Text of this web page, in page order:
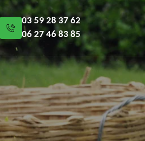
03 59 28 37 62
06 27 46 83 85